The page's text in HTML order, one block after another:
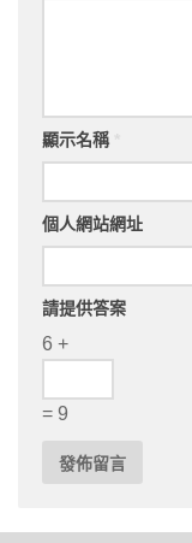
顯示名稱
個人網站網址
請提供答案
6 +
= 9